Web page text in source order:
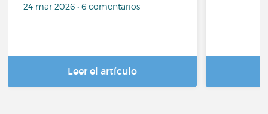
24 mar 2026 • 6 comentarios
Leer el artículo